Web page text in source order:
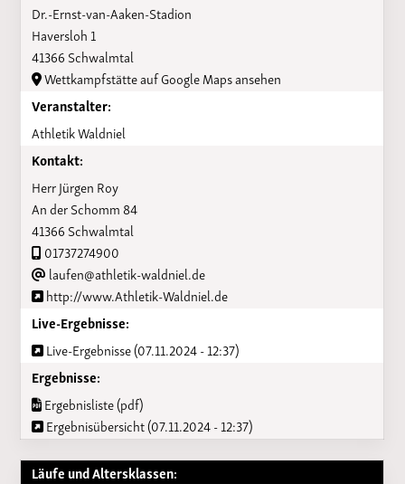
Dr.-Ernst-van-Aaken-Stadion
Haversloh 1
41366 Schwalmtal
Wettkampfstätte auf Google Maps ansehen
Veranstalter:
Athletik Waldniel
Kontakt:
Herr Jürgen Roy
An der Schomm 84
41366 Schwalmtal
01737274900
laufen@athletik-waldniel.de
http://www.Athletik-Waldniel.de
Live-Ergebnisse:
Live-Ergebnisse (07.11.2024 - 12:37)
Ergebnisse:
Ergebnisliste (pdf)
Ergebnisübersicht (07.11.2024 - 12:37)
Läufe und Altersklassen: